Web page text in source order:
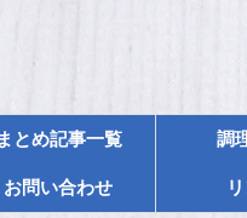
まとめ記事一覧 調
お問い合わせ